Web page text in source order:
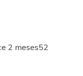
2 meses52